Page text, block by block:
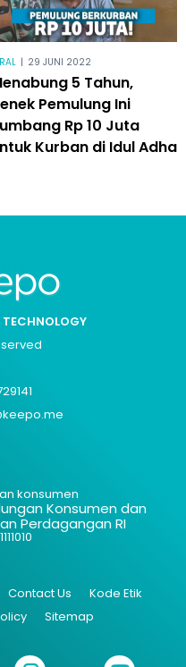
| 29 JUNI 2022
5 Tahun,
Pemulung Ini
Rp 10 Juta
Kurban di Idul Adha
konsumen
Konsumen dan
Perdagangan RI
Contact Us
Kode Etik
Sitemap